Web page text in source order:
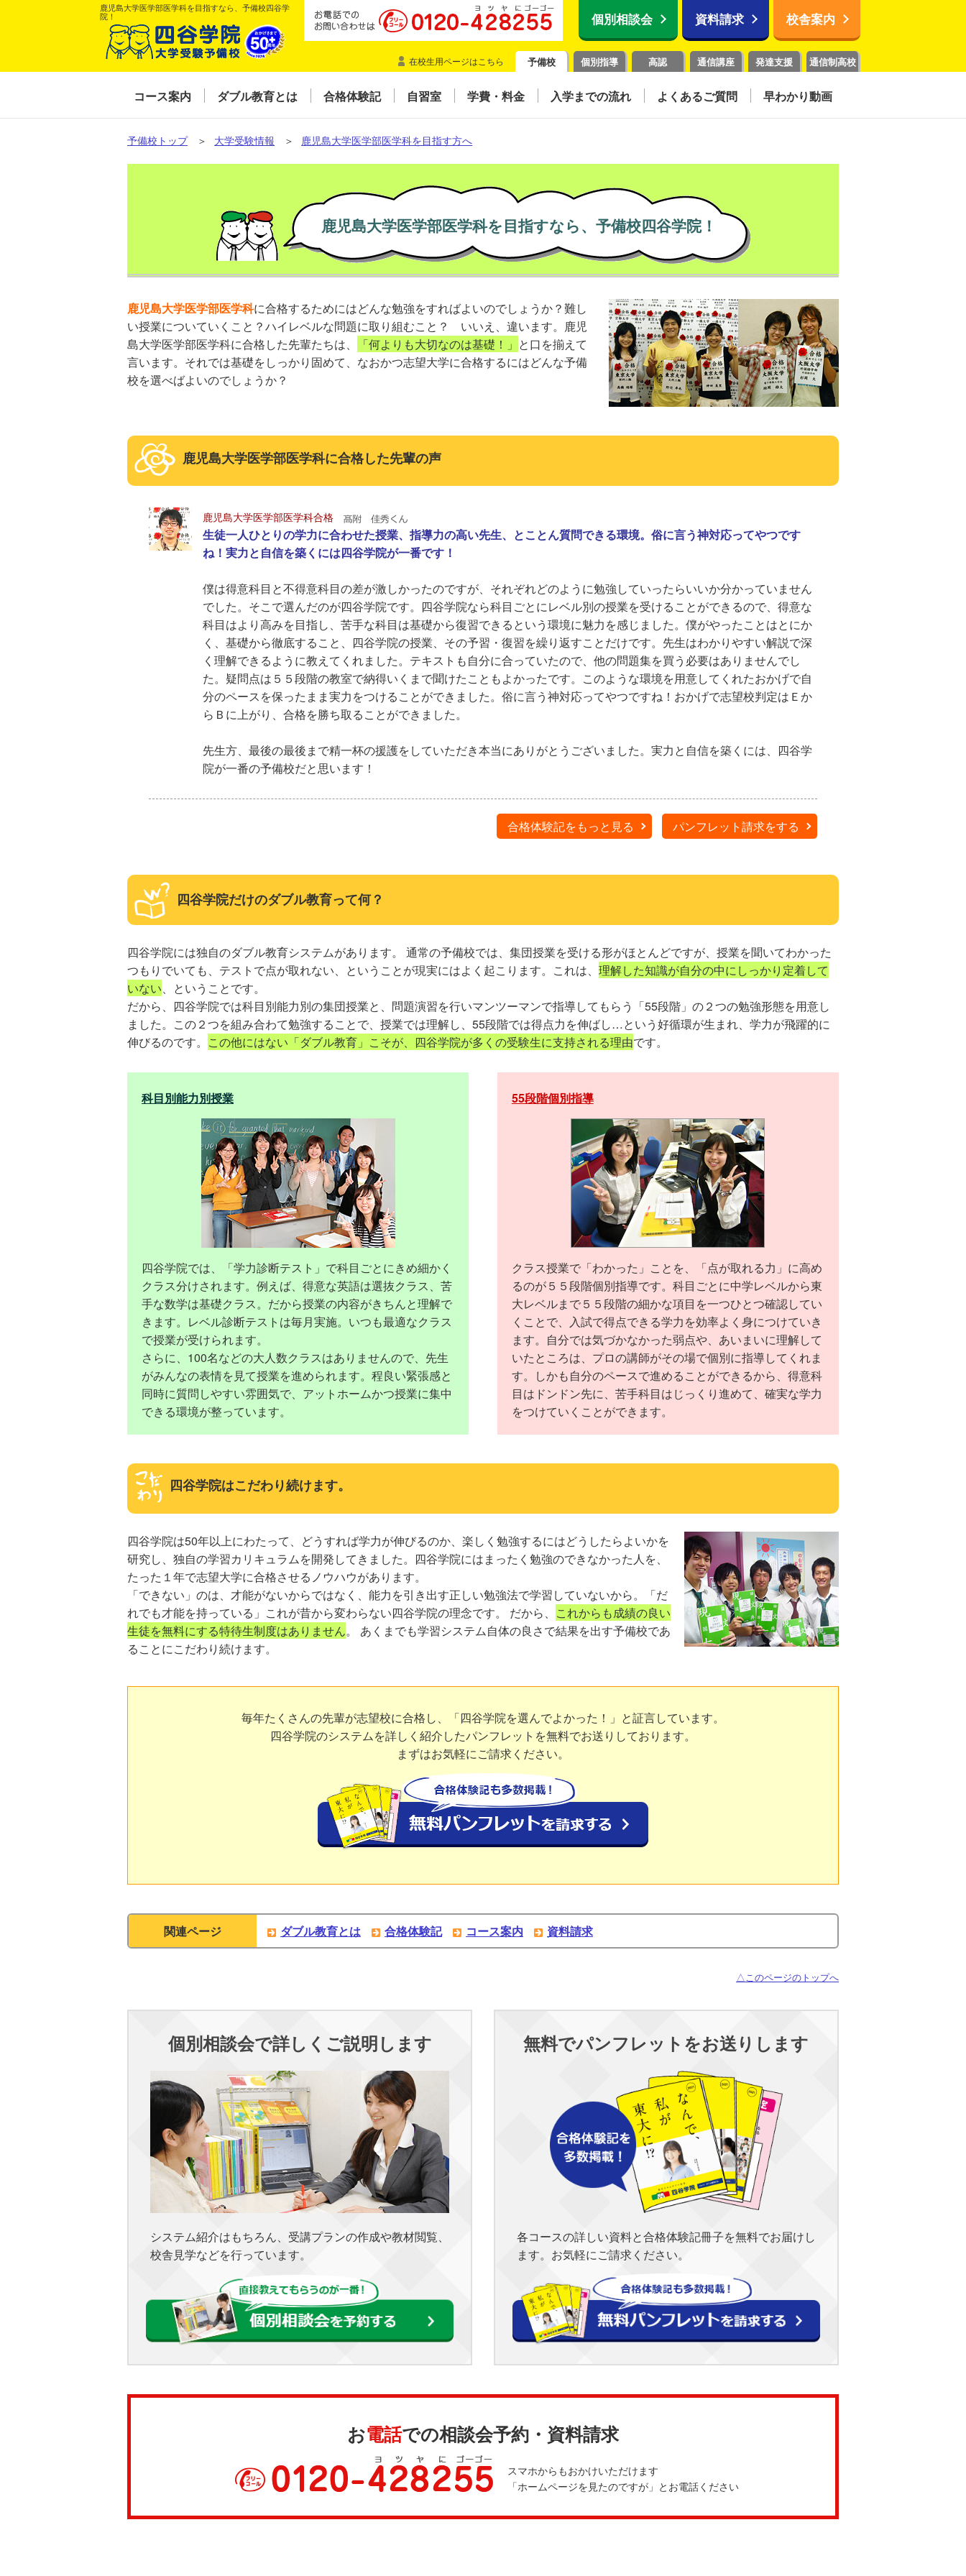
鹿児島大学医学部医学科を目指すなら、予備校四谷学
院！
個別相談会 資料請求 校舎案内
在校生用ページはこちら 予備校 個別指導 高認 通信講座 発達支援 通信制高校
コース案内 ダブル教育とは 合格体験記 自習室 学費・料金 入学までの流れ よくあるご質問 早わかり動画
予備校トップ＞大学受験情報＞鹿児島大学医学部医学科を目指す方へ
鹿児島大学医学部医学科を目指すなら、予備校四谷学院！
鹿児島大学医学部医学科に合格するためにはどんな勉強をすればよいのでしょうか？難し
い授業についていくこと？ハイレベルな問題に取り組むこと？ いいえ、違います。鹿児
島大学医学部医学科に合格した先輩たちは、
「何よりも大切なのは基礎！」 と口を揃えて
言います。それでは基礎をしっかり固めて、なおかつ志望大学に合格するにはどんな予備
校を選べばよいのでしょうか？
鹿児島大学医学部医学科に合格した先輩の声
鹿児島大学医学部医学科合格
生徒一人ひとりの学力に合わせた授業、指導力の高い先生、とことん質問できる環境。俗に言う神対応ってやつです
ね！実力と自信を築くには四谷学院が一番です！
僕は得意科目と不得意科目の差が激しかったのですが、それぞれどのように勉強していったらいいか分かっていません
でした。そこで選んだのが四谷学院です。四谷学院なら科目ごとにレベル別の授業を受けることができるので、得意な
科目はより高みを目指し、苦手な科目は基礎から復習できるという環境に魅力を感じました。僕がやったことはとにか
く、基礎から徹底すること、四谷学院の授業、その予習・復習を繰り返すことだけです。先生はわかりやすい解説で深
く理解できるように教えてくれました。テキストも自分に合っていたので、他の問題集を買う必要はありませんでし
た。疑問点は５５段階の教室で納得いくまで聞けたこともよかったです。このような環境を用意してくれたおかげで自
分のペースを保ったまま実力をつけることができました。俗に言う神対応ってやつですね！おかげで志望校判定はＥか
らＢに上がり、合格を勝ち取ることができました。
先生方、最後の最後まで精一杯の援護をしていただき本当にありがとうございました。実力と自信を築くには、四谷学
院が一番の予備校だと思います！
合格体験記をもっと見る パンフレット請求をする
四谷学院だけのダブル教育って何？
四谷学院には独自のダブル教育システムがあります。 通常の予備校では、集団授業を受ける形がほとんどですが、授業を聞いてわかった
つもりでいても、テストで点が取れない、ということが現実にはよく起こります。これは、 理解した知識が自分の中にしっかり定着して
いない、ということです。
だから、四谷学院では科目別能力別の集団授業と、問題演習を行いマンツーマンで指導してもらう「55段階」の２つの勉強形態を用意し
ました。この２つを組み合わて勉強することで、授業では理解し、55段階では得点力を伸ばし…という好循環が生まれ、学力が飛躍的に
伸びるのです。 この他にはない「ダブル教育」こそが、四谷学院が多くの受験生に支持される理由です。
科目別能力別授業
四谷学院では、「学力診断テスト」で科目ごとにきめ細かく
クラス分けされます。例えば、得意な英語は選抜クラス、苦
手な数学は基礎クラス。だから授業の内容がきちんと理解で
きます。レベル診断テストは毎月実施。いつも最適なクラス
で授業が受けられます。
さらに、100名などの大人数クラスはありませんので、先生
がみんなの表情を見て授業を進められます。程良い緊張感と
同時に質問しやすい雰囲気で、アットホームかつ授業に集中
できる環境が整っています。
55段階個別指導
クラス授業で「わかった」ことを、「点が取れる力」に高め
るのが５５段階個別指導です。科目ごとに中学レベルから東
大レベルまで５５段階の細かな項目を一つひとつ確認してい
くことで、入試で得点できる学力を効率よく身につけていき
ます。自分では気づかなかった弱点や、あいまいに理解して
いたところは、プロの講師がその場で個別に指導してくれま
す。しかも自分のペースで進めることができるから、得意科
目はドンドン先に、苦手科目はじっくり進めて、確実な学力
をつけていくことができます。
四谷学院はこだわり続けます。
四谷学院は50年以上にわたって、どうすれば学力が伸びるのか、楽しく勉強するにはどうしたらよいかを
研究し、独自の学習カリキュラムを開発してきました。四谷学院にはまったく勉強のできなかった人を、
たった１年で志望大学に合格させるノウハウがあります。
「できない」のは、才能がないからではなく、能力を引き出す正しい勉強法で学習していないから。「だ
れでも才能を持っている」これが昔から変わらない四谷学院の理念です。 だから、 これからも成績の良い
生徒を無料にする特待生制度はありません。 あくまでも学習システム自体の良さで結果を出す予備校であ
ることにこだわり続けます。
毎年たくさんの先輩が志望校に合格し、「四谷学院を選んでよかった！」と証言しています。
四谷学院のシステムを詳しく紹介したパンフレットを無料でお送りしております。
まずはお気軽にご請求ください。
関連ページ ダブル教育とは 合格体験記 コース案内 資料請求
△このページのトップへ
個別相談会で詳しくご説明します
システム紹介はもちろん、受講プランの作成や教材閲覧、
校舎見学などを行っています。
無料でパンフレットをお送りします
各コースの詳しい資料と合格体験記冊子を無料でお届けし
ます。お気軽にご請求ください。
お電話での相談会予約・資料請求
スマホからもおかけいただけます
「ホームページを見たのですが」とお電話ください